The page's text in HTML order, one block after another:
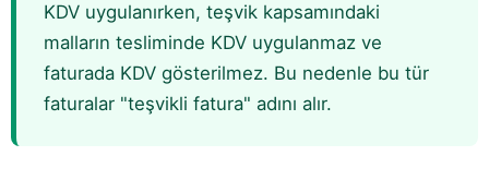
KDV uygulanırken, teşvik kapsamındaki
malların tesliminde KDV uygulanmaz ve
faturada KDV gösterilmez. Bu nedenle bu tür
faturalar "teşvikli fatura" adını alır.